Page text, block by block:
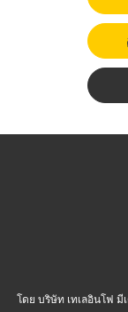
โดย บริษัท เทเลอินโฟ มี